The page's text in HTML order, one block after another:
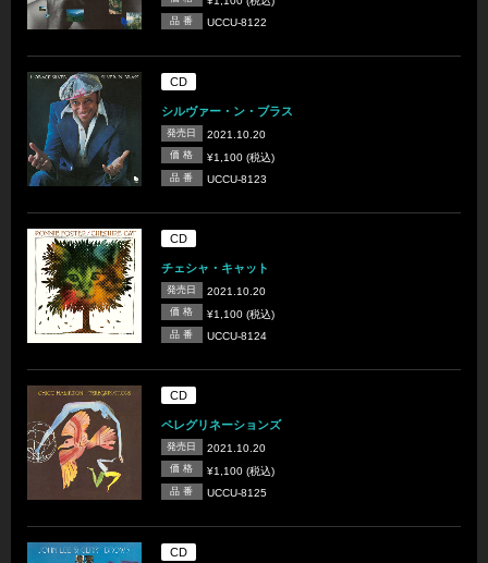
品 番 UCCU-8122
CD
シルヴァー・ン・ブラス
発売日 2021.10.20
価 格 ¥1,100 (税込)
品 番 UCCU-8123
CD
チェシャ・キャット
発売日 2021.10.20
価 格 ¥1,100 (税込)
品 番 UCCU-8124
CD
ペレグリネーションズ
発売日 2021.10.20
価 格 ¥1,100 (税込)
品 番 UCCU-8125
CD